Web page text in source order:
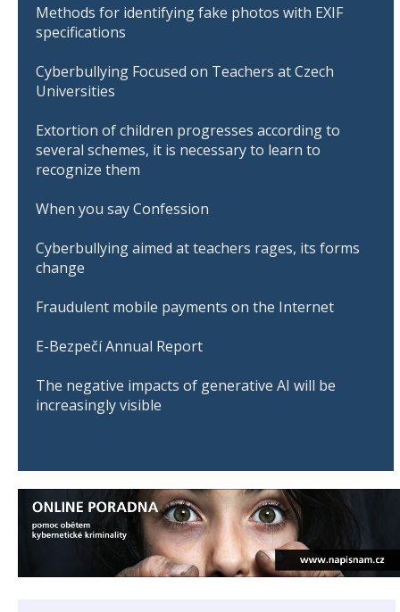
Methods for identifying fake photos with EXIF
specifications
Cyberbullying Focused on Teachers at Czech
Universities
Extortion of children progresses according to
several schemes, it is necessary to learn to
recognize them
When you say Confession
Cyberbullying aimed at teachers rages, its forms
change
Fraudulent mobile payments on the Internet
E-Bezpečí Annual Report
The negative impacts of generative AI will be
increasingly visible